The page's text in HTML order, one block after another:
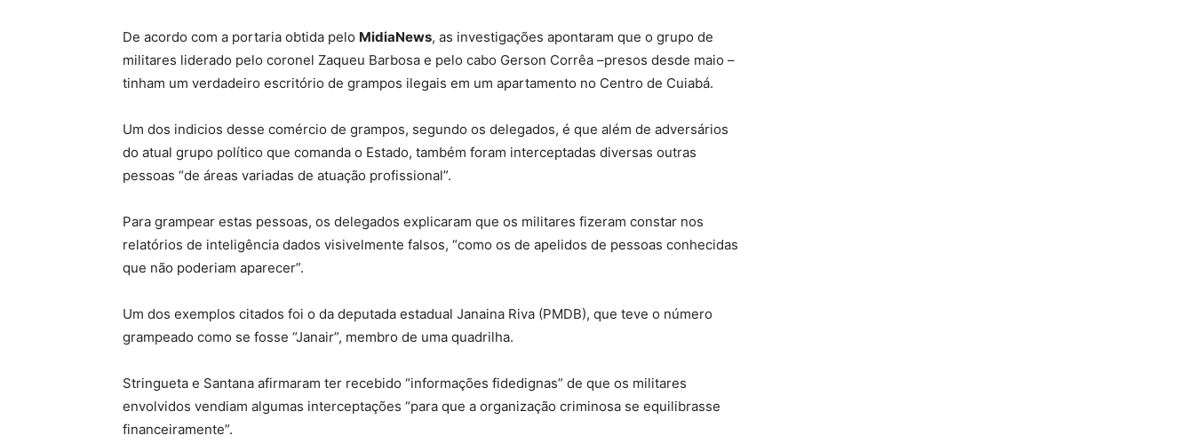
De acordo com a portaria obtida pelo MidiaNews, as investigações apontaram que o grupo de
militares liderado pelo coronel Zaqueu Barbosa e pelo cabo Gerson Corrêa –presos desde maio –
tinham um verdadeiro escritório de grampos ilegais em um apartamento no Centro de Cuiabá.
Um dos indicios desse comércio de grampos, segundo os delegados, é que além de adversários
do atual grupo político que comanda o Estado, também foram interceptadas diversas outras
pessoas “de áreas variadas de atuação profissional”.
Para grampear estas pessoas, os delegados explicaram que os militares fizeram constar nos
relatórios de inteligência dados visivelmente falsos, “como os de apelidos de pessoas conhecidas
que não poderiam aparecer”.
Um dos exemplos citados foi o da deputada estadual Janaina Riva (PMDB), que teve o número
grampeado como se fosse “Janair”, membro de uma quadrilha.
Stringueta e Santana afirmaram ter recebido “informações fidedignas” de que os militares
envolvidos vendiam algumas interceptações “para que a organização criminosa se equilibrasse
financeiramente”.